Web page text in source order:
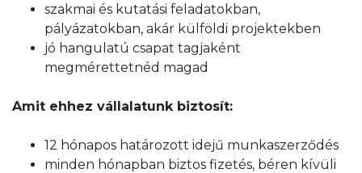
szakmai és kutatási feladatokban,
pályázatokban, akár külföldi projektekben
jó hangulatú csapat tagjaként
megmérettetnéd magad
Amit ehhez vállalatunk biztosít:
12 hónapos határozott idejű munkaszerződés
minden hónapban biztos fizetés, béren kívüli